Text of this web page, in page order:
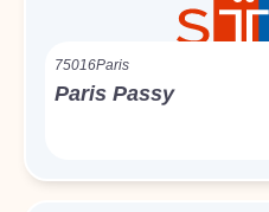
75016Paris
Paris Passy